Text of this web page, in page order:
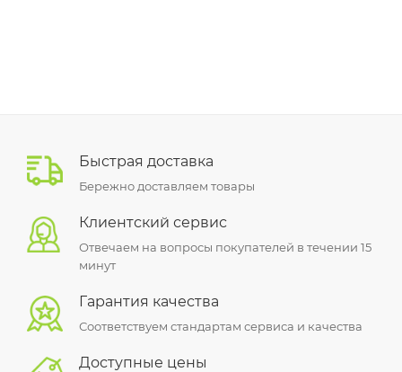
Быстрая доставка
Бережно доставляем товары
Клиентский сервис
Отвечаем на вопросы покупателей в течении 15
минут
Гарантия качества
Соответствуем стандартам сервиса и качества
Доступные цены